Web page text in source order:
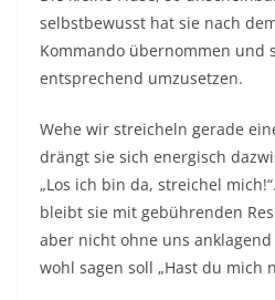
selbstbewusst hat sie nach
Kommando übernommen und
entsprechend umzusetzen.
Wehe wir streicheln gerade
drängt sie sich energisch
„Los ich bin da, streichel
bleibt sie mit gebührenden
aber nicht ohne uns
wohl sagen soll „Hast du mich